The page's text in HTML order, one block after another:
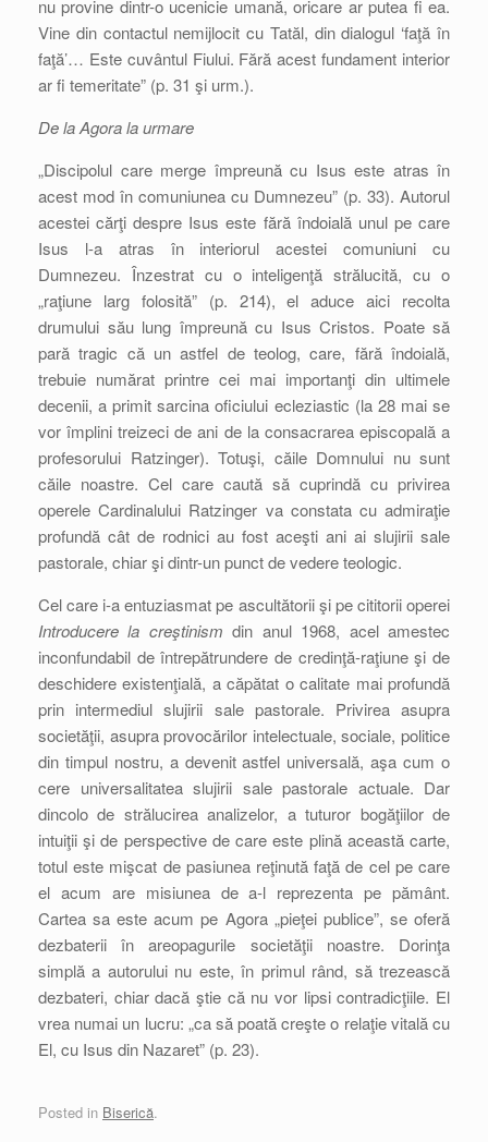
nu provine dintr-o ucenicie umană, oricare ar putea fi ea.
Vine din contactul nemijlocit cu Tatăl, din dialogul ‘faţă în
faţă’… Este cuvântul Fiului. Fără acest fundament interior
ar fi temeritate” (p. 31 şi urm.).
De la Agora la urmare
„Discipolul care merge împreună cu Isus este atras în
acest mod în comuniunea cu Dumnezeu” (p. 33). Autorul
acestei cărţi despre Isus este fără îndoială unul pe care
Isus l-a atras în interiorul acestei comuniuni cu
Dumnezeu. Înzestrat cu o inteligenţă strălucită, cu o
„raţiune larg folosită” (p. 214), el aduce aici recolta
drumului său lung împreună cu Isus Cristos. Poate să
pară tragic că un astfel de teolog, care, fără îndoială,
trebuie numărat printre cei mai importanţi din ultimele
decenii, a primit sarcina oficiului ecleziastic (la 28 mai se
vor împlini treizeci de ani de la consacrarea episcopală a
profesorului Ratzinger). Totuşi, căile Domnului nu sunt
căile noastre. Cel care caută să cuprindă cu privirea
operele Cardinalului Ratzinger va constata cu admiraţie
profundă cât de rodnici au fost aceşti ani ai slujirii sale
pastorale, chiar şi dintr-un punct de vedere teologic.
Cel care i-a entuziasmat pe ascultătorii şi pe cititorii operei
Introducere la creştinism din anul 1968, acel amestec
inconfundabil de întrepătrundere de credinţă-raţiune şi de
deschidere existenţială, a căpătat o calitate mai profundă
prin intermediul slujirii sale pastorale. Privirea asupra
societăţii, asupra provocărilor intelectuale, sociale, politice
din timpul nostru, a devenit astfel universală, aşa cum o
cere universalitatea slujirii sale pastorale actuale. Dar
dincolo de strălucirea analizelor, a tuturor bogăţiilor de
intuiţii şi de perspective de care este plină această carte,
totul este mişcat de pasiunea reţinută faţă de cel pe care
el acum are misiunea de a-l reprezenta pe pământ.
Cartea sa este acum pe Agora „pieţei publice”, se oferă
dezbaterii în areopagurile societăţii noastre. Dorinţa
simplă a autorului nu este, în primul rând, să trezească
dezbateri, chiar dacă ştie că nu vor lipsi contradicţiile. El
vrea numai un lucru: „ca să poată creşte o relaţie vitală cu
El, cu Isus din Nazaret” (p. 23).
Posted in Biserică.